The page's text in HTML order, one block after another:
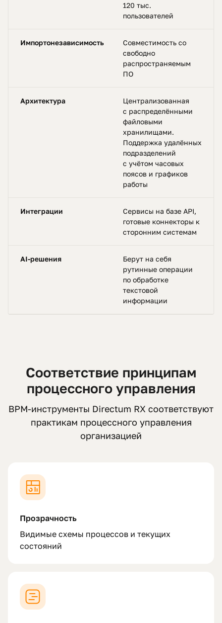
120 тыс.
пользователей
Импортонезависимость
Совместимость со
свободно
распространяемым
ПО
Архитектура
Централизованная
с распределёнными
файловыми
хранилищами.
Поддержка удалённых
подразделений
с учётом часовых
поясов и графиков
работы
Интеграции
Сервисы на базе API,
готовые коннекторы к
сторонним системам
AI-решения
Берут на себя
рутинные операции
по обработке
текстовой
информации
Соответствие принципам
процессного управления
BPM-инструменты Directum RX соответствуют
практикам процессного управления
организацией
Прозрачность
Видимые схемы процессов и текущих
состояний